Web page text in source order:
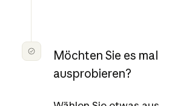
Möchten Sie es mal
ausprobieren?